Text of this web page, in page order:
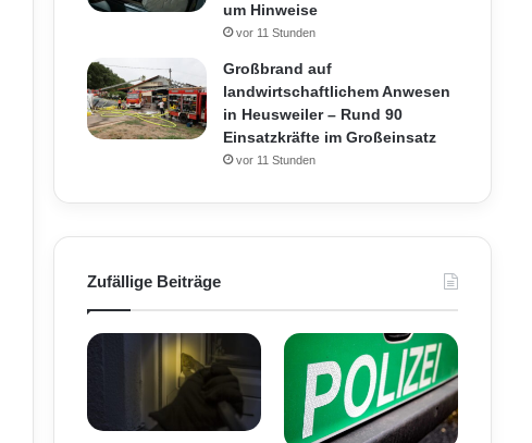
um Hinweise
vor 11 Stunden
Großbrand auf
landwirtschaftlichem Anwesen
in Heusweiler – Rund 90
Einsatzkräfte im Großeinsatz
vor 11 Stunden
Zufällige Beiträge